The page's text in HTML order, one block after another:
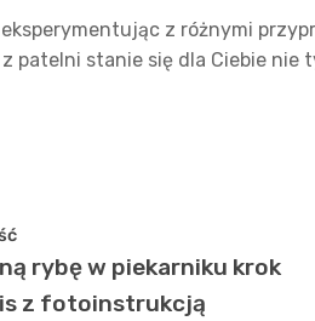
z różnymi
patelni stanie się dla Ciebie
rybę w piekarniku krok
z fotoinstrukcją